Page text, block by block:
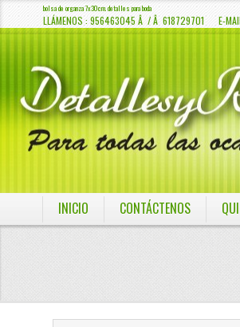
bolsa de organza 7x30cm. detalles para boda
LLÁMENOS : 956463045 Â / Â 618729701 E-
INICIO CONTÁCTENOS